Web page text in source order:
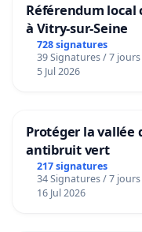
Référendum
à Vitry-sur-Seine
728 signatures
39 Signatures / 7 jours
5 Jul 2026
Protéger la vallée
antibruit vert
217 signatures
34 Signatures / 7 jours
16 Jul 2026